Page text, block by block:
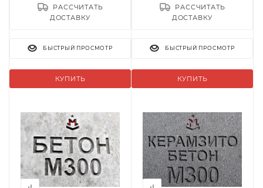
КУПИТЬ
РАССЧИТАТЬ
ДОСТАВКУ
БЫСТРЫЙ ПРОСМОТР
КУПИТЬ
РАССЧИТАТЬ
ДОСТАВКУ
БЫСТРЫЙ ПРОСМОТР